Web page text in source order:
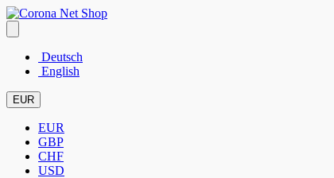
Deutsch
English
EUR
EUR
GBP
CHF
USD